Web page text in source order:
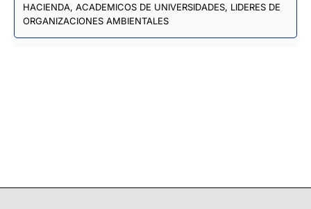
HACIENDA, ACADEMICOS DE UNIVERSIDADES, LIDERES DE
ORGANIZACIONES AMBIENTALES